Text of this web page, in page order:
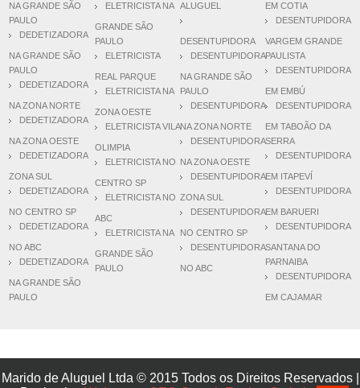
NA GRANDE SÃO
PAULO
DEDETIZADORA
NA GRANDE SÃO
PAULO
DEDETIZADORA
NA ZONA NORTE
DEDETIZADORA
NA ZONA OESTE
DEDETIZADORA
ZONA SUL
DEDETIZADORA
NO CENTRO SP
DEDETIZADORA
NO ABC
DEDETIZADORA
NA GRANDE SÃO
PAULO
ELETRICISTA NA
GRANDE SÃO
PAULO
ELETRICISTA
REAL PARQUE
ELETRICISTA NA
ZONA OESTE
ELETRICISTA VILA
OLIMPIA
ELETRICISTA NO
CENTRO SP
ELETRICISTA NO
ABC
ELETRICISTA NA
GRANDE SÃO
PAULO
ALUGUEL
DESENTUPIDORA
DESENTUPIDORA
NA GRANDE SÃO
PAULO
DESENTUPIDORA
NA ZONA NORTE
DESENTUPIDORA
NA ZONA OESTE
DESENTUPIDORA
ZONA SUL
DESENTUPIDORA
NO CENTRO SP
DESENTUPIDORA
NO ABC
EM COTIA
DESENTUPIDORA
VARGEM GRANDE
PAULISTA
DESENTUPIDORA
EM EMBÚ
DESENTUPIDORA
EM TABOÃO DA
SERRA
DESENTUPIDORA
EM ITAPEVÍ
DESENTUPIDORA
EM BARUERI
DESENTUPIDORA
SANTANA DO
PARNAIBA
DESENTUPIDORA
EM CAJAMAR
Marido de Aluguel Ltda © 2015 Todos os Direitos Reservados |